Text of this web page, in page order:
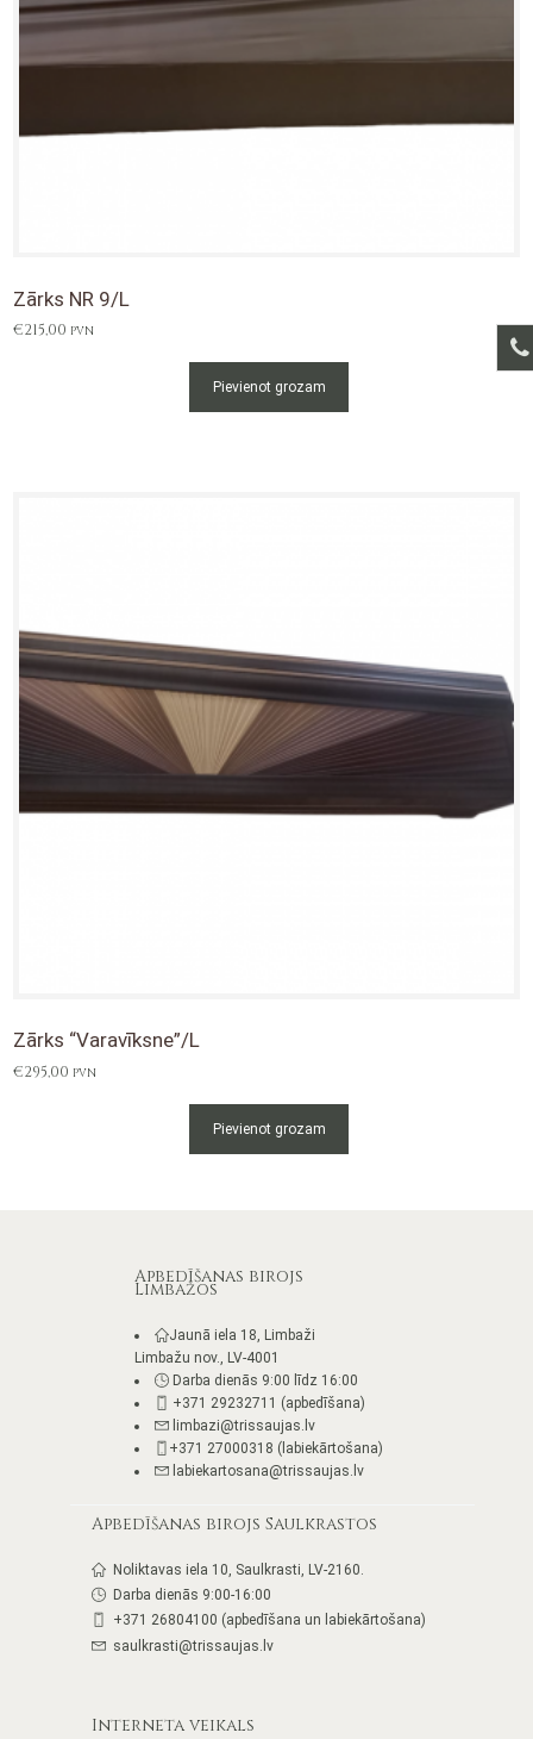
Zārks NR 9/L
€215,00 PVN
Pievienot grozam
Zārks “Varavīksne”/L
€295,00 PVN
Pievienot grozam
Apbedīšanas birojs
Limbažos
Jaunā iela 18, Limbaži
Limbažu nov., LV-4001
Darba dienās 9:00 līdz 16:00
+371 29232711 (apbedīšana)
limbazi@trissaujas.lv
+371 27000318 (labiekārtošana)
labiekartosana@trissaujas.lv
Apbedīšanas birojs Saulkrastos
Noliktavas iela 10, Saulkrasti, LV-2160.
Darba dienās 9:00-16:00
+371 26804100 (apbedīšana un labiekārtošana)
saulkrasti@trissaujas.lv
Interneta veikals